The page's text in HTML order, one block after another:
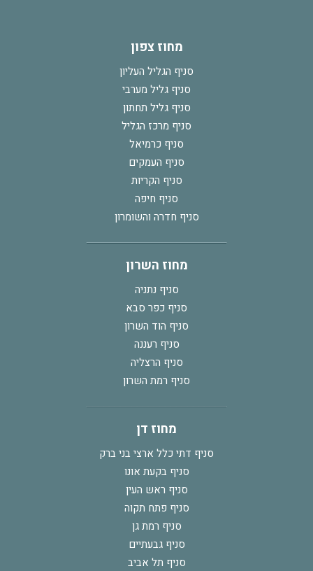
מחוז צפון
סניף הגליל העליון
סניף גליל מערבי
סניף גליל תחתון
סניף מרכז הגליל
סניף כרמיאל
סניף העמקים
סניף הקריות
סניף חיפה
סניף חדרה והשומרון
מחוז השרון
סניף נתניה
סניף כפר סבא
סניף הוד השרון
סניף רעננה
סניף הרצליה
סניף רמת השרון
מחוז דן
סניף דתי כלל ארצי בני ברק
סניף בקעת אונו
סניף ראש העין
סניף פתח תקוה
סניף רמת גן
סניף גבעתיים
סניף תל אביב